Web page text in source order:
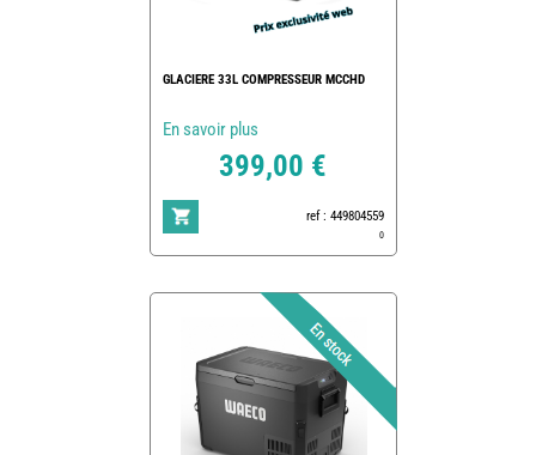
GLACIERE 33L COMPRESSEUR MCCHD
En savoir plus
399,00 €
ref : 449804559
0